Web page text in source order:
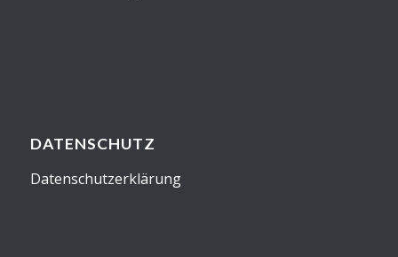
DATENSCHUTZ
Datenschutzerklärung